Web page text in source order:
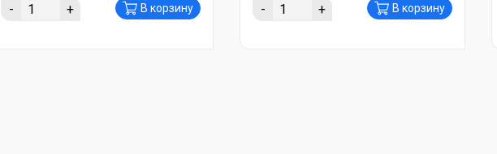
- + В корзину - + В корзину